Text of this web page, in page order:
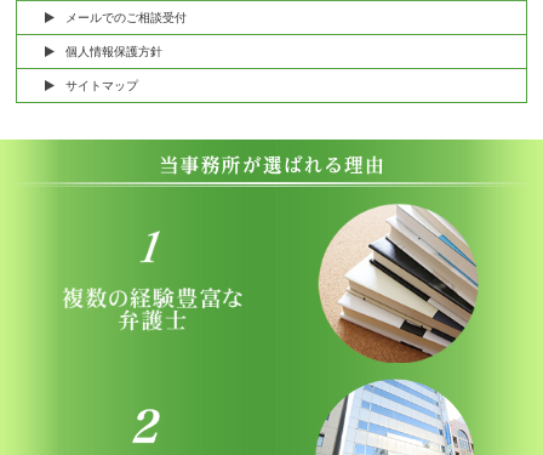
メールでのご相談受付
個人情報保護方針
サイトマップ